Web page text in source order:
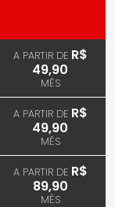
A PARTIR DE R$
49,90
MÊS
A PARTIR DE R$
49,90
MÊS
A PARTIR DE R$
89,90
MÊS